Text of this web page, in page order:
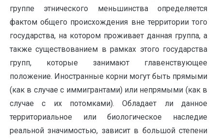
группе этнического меньшинства определяется
фактом общего происхождения вне территории того
государства, на котором проживает данная группа, а
также существованием в рамках этого государства
групп, которые занимают главенствующее
положение. Иностранные корни могут быть прямыми
(как в случае с иммигрантами) или непрямыми (как в
случае с их потомками). Обладает ли данное
территориальное или биологическое наследие
реальной значимостью, зависит в большой степени